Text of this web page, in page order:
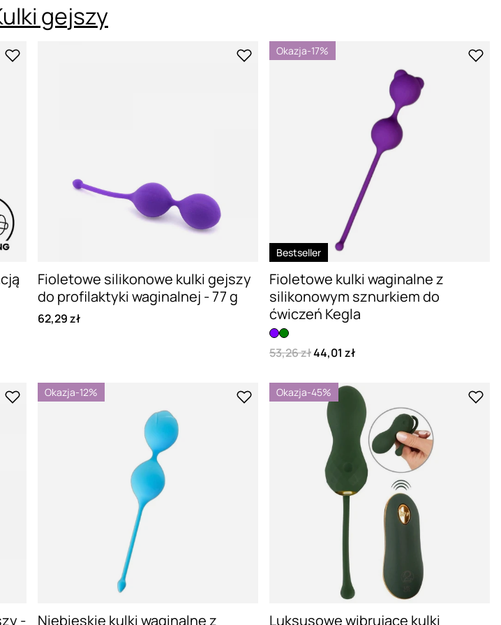
gejszy
Fioletowe silikonowe kulki gejszy
do profilaktyki waginalnej - 77 g
62,29 zł
Okazja-17%
Bestseller
Fioletowe kulki waginalne z
silikonowym sznurkiem do
ćwiczeń Kegla
53,26 zł44,01 zł
-
Okazja-12%
Niebieskie kulki waginalne z
Okazja-45%
Luksusowe wibrujące kulki